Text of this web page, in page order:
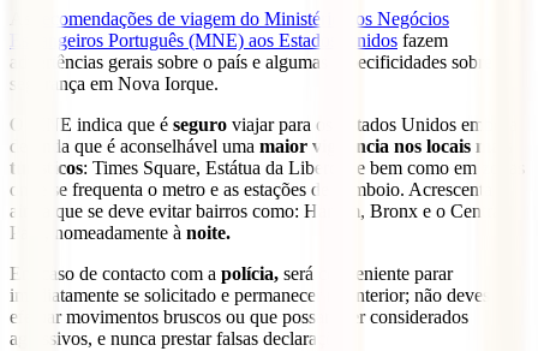
recomendações de viagem do Ministério dos Negócios
Estrangeiros Português (MNE) aos Estados Unidos fazem
advertências gerais sobre o país e algumas especificidades sobre a
segurança em Nova Iorque.
O MNE indica que é seguro viajar para os Estados Unidos embora
defenda que é aconselhável uma maior vigilância nos locais mais
turísticos: Times Square, Estátua da Liberdade bem como em zonas
onde se frequenta o metro e as estações de comboio. Acrescenta
ainda que se deve evitar bairros como: Harlem, Bronx e o Central
Park, nomeadamente à noite.
Em caso de contacto com a polícia, será conveniente parar
imediatamente se solicitado e permanecer no interior; não deves
efetuar movimentos bruscos ou que possam ser considerados
agressivos, e nunca prestar falsas declarações.